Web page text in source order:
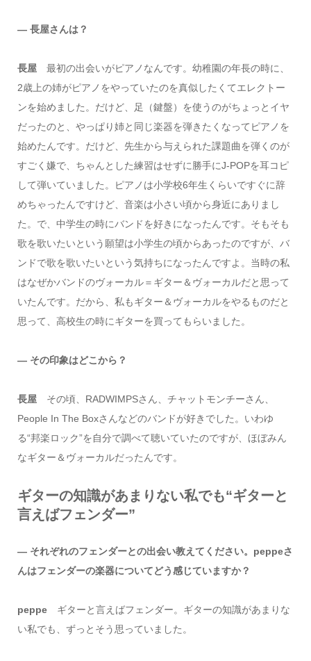
― 長屋さんは？
長屋 最初の出会いがピアノなんです。幼稚園の年長の時に、
2歳上の姉がピアノをやっていたのを真似したくてエレクトー
ンを始めました。だけど、足（鍵盤）を使うのがちょっとイヤ
だったのと、やっぱり姉と同じ楽器を弾きたくなってピアノを
始めたんです。だけど、先生から与えられた課題曲を弾くのが
すごく嫌で、ちゃんとした練習はせずに勝手にJ-POPを耳コピ
して弾いていました。ピアノは小学校6年生くらいですぐに辞
めちゃったんですけど、音楽は小さい頃から身近にありまし
た。で、中学生の時にバンドを好きになったんです。そもそも
歌を歌いたいという願望は小学生の頃からあったのですが、バ
ンドで歌を歌いたいという気持ちになったんですよ。当時の私
はなぜかバンドのヴォーカル＝ギター＆ヴォーカルだと思って
いたんです。だから、私もギター＆ヴォーカルをやるものだと
思って、高校生の時にギターを買ってもらいました。
― その印象はどこから？
長屋 その頃、RADWIMPSさん、チャットモンチーさん、
People In The Boxさんなどのバンドが好きでした。いわゆ
る“邦楽ロック”を自分で調べて聴いていたのですが、ほぼみん
なギター＆ヴォーカルだったんです。
ギターの知識があまりない私でも“ギターと
言えばフェンダー”
― それぞれのフェンダーとの出会い教えてください。peppeさ
んはフェンダーの楽器についてどう感じていますか？
peppe ギターと言えばフェンダー。ギターの知識があまりな
い私でも、ずっとそう思っていました。